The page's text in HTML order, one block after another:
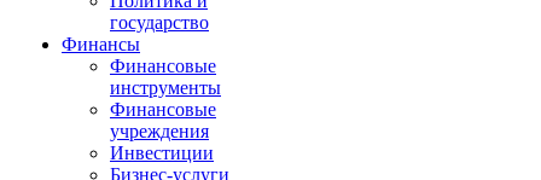
государство
Финансы
Финансовые
инструменты
Финансовые
учреждения
Инвестиции
Бизнес-услуги